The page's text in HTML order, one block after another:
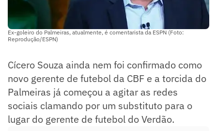
Ex-goleiro do Palmeiras, atualmente, é comentarista da ESPN (Foto:
Reprodução/ESPN)
Cícero Souza ainda nem foi confirmado como
novo gerente de futebol da CBF e a torcida do
Palmeiras já começou a agitar as redes
sociais clamando por um substituto para o
lugar do gerente de futebol do Verdão.